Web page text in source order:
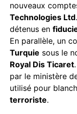
nouveaux
Technologies Ltd
détenus en
En parallèle, un
Turquie sous le
Royal Dis Ticaret
par le ministère
utilisé pour
terroriste.